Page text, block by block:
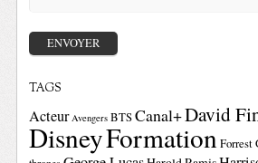
TAGS
Acteur Avengers BTSCanal+David
DisneyFormationForrest